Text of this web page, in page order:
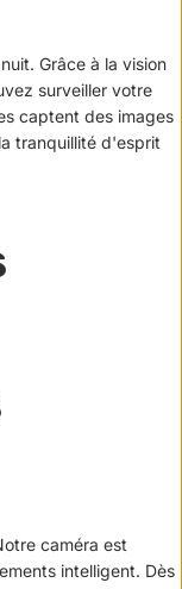
Grâce à la vision
surveiller votre
captent des images
tranquillité d'esprit
caméra est
intelligent. Dès